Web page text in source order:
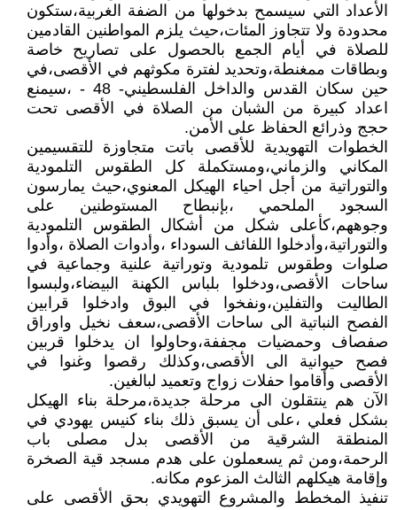
الأعداد التي سيسمح بدخولها من الضفة الغربية،ستكون
محدودة ولا تتجاوز المئات،حيث يلزم المواطنين القادمين
للصلاة في أيام الجمع بالحصول على تصاريح خاصة
وبطاقات ممغنطة،وتحديد لفترة مكوثهم في الأقصى،في
حين سكان القدس والداخل الفلسطيني- 48 - ،سيمنع
اعداد كبيرة من الشبان من الصلاة في الأقصى تحت
حجج وذرائع الحفاظ على الأمن.
الخطوات التهويدية للأقصى باتت متجاوزة للتقسيمين
المكاني والزماني،ومستكملة كل الطقوس التلمودية
والتوراتية من أجل احياء الهيكل المعنوي،حيث يمارسون
السجود الملحمي ،بإنبطاح المستوطنين على
وجوههم،كأعلى شكل من أشكال الطقوس التلمودية
والتوراتية،وأدخلوا اللفائف السوداء ،وأدوات الصلاة ،وأدوا
صلوات وطقوس تلمودية وتوراتية علنية وجماعية في
ساحات الأقصى،ودخلوا بلباس الكهنة البيضاء،ولبسوا
الطاليت والتفلين،ونفخوا في البوق وادخلوا قرابين
الفصح النباتية الى ساحات الأقصى،سعف نخيل واوراق
صفصاف وحمضيات مجففة،وحاولوا ان يدخلوا قربين
فصح حيوانية الى الأقصى،وكذلك رقصوا وغنوا في
الأقصى وأقاموا حفلات زواج وتعميد لبالغين.
الآن هم ينتقلون الى مرحلة جديدة،مرحلة بناء الهيكل
بشكل فعلي ،على أن يسبق ذلك بناء كنيس يهودي في
المنطقة الشرقية من الأقصى بدل مصلى باب
الرحمة،ومن ثم يسعملون على هدم مسجد قية الصخرة
وإقامة هيكلهم الثالث المزعوم مكانه.
تنفيذ المخطط والمشروع التهويدي بحق الأقصى على